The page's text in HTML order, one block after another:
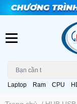
Laptop Ram CPU